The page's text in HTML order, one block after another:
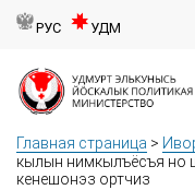
РУС УДМ
Главная страница >
кылын нимкылъёсъя но
кенешонэз ортчиз